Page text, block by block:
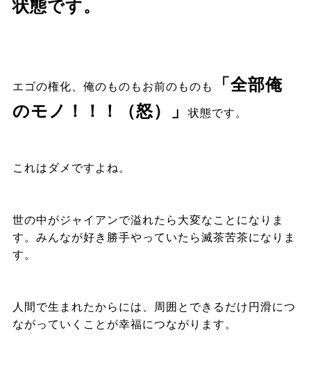
状態です。
エゴの権化、俺のものもお前のものも
「全部俺
のモノ！！！（怒）」
状態です。
これはダメですよね。
世の中がジャイアンで溢れたら大変なことになりま
す。みんなが好き勝手やっていたら滅茶苦茶になりま
す。
人間で生まれたからには、周囲とできるだけ円滑につ
ながっていくことが幸福につながります。